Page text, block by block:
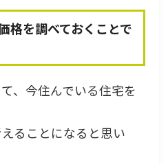
格を調べておくことで
、今住んでいる住宅を
ることになると思い